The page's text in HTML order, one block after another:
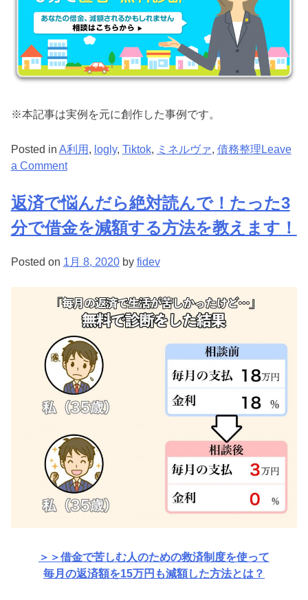
※本記事は実例を元に創作した事例です。
Posted in A利用 , logly, Tiktok, ミネルヴァ, 債務整理 Leave
a Commenton
ワ
ザ】
ス
ホ
簡
単
額
診
断！
返
済
額
160
万
円
が
い
き
に
返済で悩んだら絶対読んで！たった3
分で借金を減額する方法を教えます！
Posted on 1月 8, 2020by fidev
＞＞借金で苦しむ人のための救済制度を使って
毎月の返済額を15万円も減額した方法とは？